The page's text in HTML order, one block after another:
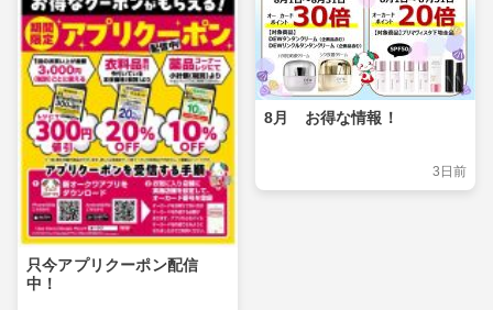
只今アプリクーポン配信
中！
8月 お得な情報！
3日前